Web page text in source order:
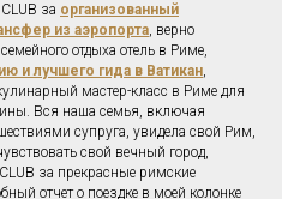
за организованный
из аэропорта, верно
отдыха отель в Риме,
и лучшего гида в Ватикан,
мастер-класс в Риме для
Вся наша семья, включая
супруга, увидела свой Рим,
свой вечный город,
за прекрасные римские
отчет о поездке в моей колонке